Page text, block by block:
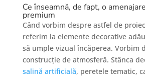
Ce înseamnă, de fapt, o
premium
Când vorbim despre astfel de
referim la elemente decorative
să umple vizual încăperea. Vorbim
construcție de atmosferă. Stânca
salină artificială, peretele tematic,